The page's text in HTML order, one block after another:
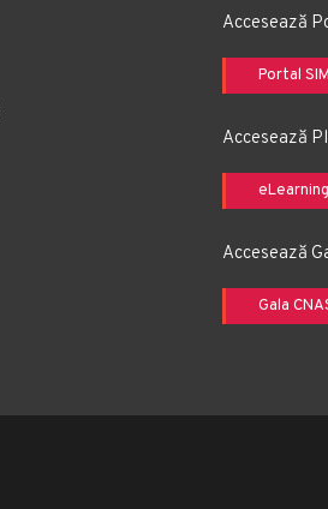
Accesează
Portal
Accesează
eLearning
Accesează
Gala